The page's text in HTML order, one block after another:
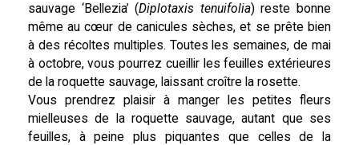
sauvage ‘Bellezia’ (Diplotaxis tenuifolia) reste bonne
même au cœur de canicules sèches, et se prête bien
à des récoltes multiples. Toutes les semaines, de mai
à octobre, vous pourrez cueillir les feuilles extérieures
de la roquette sauvage, laissant croître la rosette.
Vous prendrez plaisir à manger les petites fleurs
mielleuses de la roquette sauvage, autant que ses
feuilles, à peine plus piquantes que celles de la